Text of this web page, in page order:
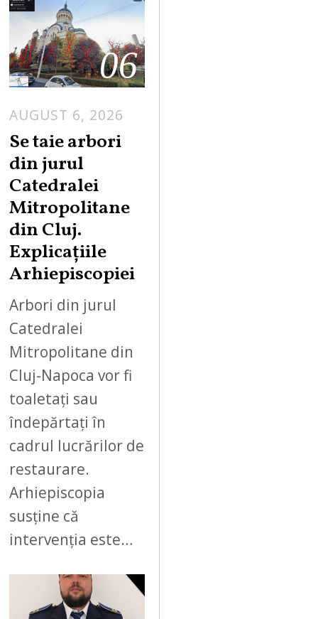
06
AUGUST 6, 2026
Se taie arbori
din jurul
Catedralei
Mitropolitane
din Cluj.
Explicațiile
Arhiepiscopiei
Arbori din jurul
Catedralei
Mitropolitane din
Cluj-Napoca vor fi
toaletați sau
îndepărtați în
cadrul lucrărilor de
restaurare.
Arhiepiscopia
susține că
intervenția este…